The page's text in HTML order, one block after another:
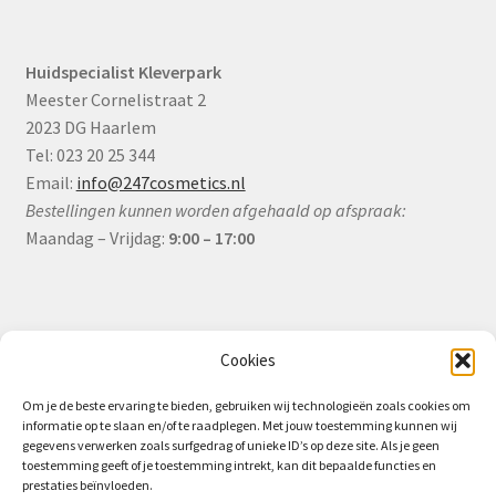
Cookies
Om je de beste ervaring te bieden, gebruiken wij technologieën zoals cookies om
informatie op te slaan en/of te raadplegen. Met jouw toestemming kunnen wij
gegevens verwerken zoals surfgedrag of unieke ID’s op deze site. Als je geen
toestemming geeft of je toestemming intrekt, kan dit bepaalde functies en
prestaties beïnvloeden.
Huidspecialist Kleverpark
Meester Cornelistraat 2
2023 DG Haarlem
Tel: 023 20 25 344
Email: info@247cosmetics.nl
Bestellingen kunnen worden afgehaald op afspraak:
Maandag – Vrijdag: 9:00 – 17:00
Algemene Voorwaarden (B2B)
Privacy & Cookiebeleid